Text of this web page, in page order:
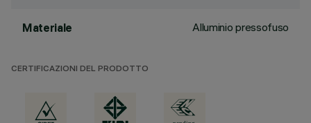
Materiale Alluminio pressofuso
CERTIFICAZIONI DEL PRODOTTO